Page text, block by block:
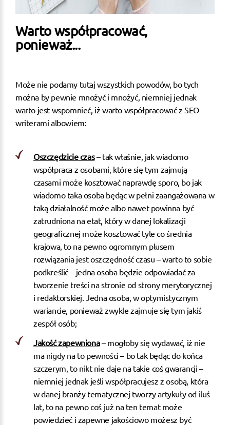
Warto współpracować,
ponieważ...
Może nie podamy tutaj wszystkich powodów, bo tych
można by pewnie mnożyć i mnożyć, niemniej jednak
warto jest wspomnieć, iż warto współpracować z SEO
writerami albowiem:
Oszczędzicie czas– tak właśnie, jak wiadomo
współpraca z osobami, które się tym zajmują
czasami może kosztować naprawdę sporo, bo jak
wiadomo taka osoba będąc w pełni zaangażowana w
taką działalność może albo nawet powinna być
zatrudniona na etat, który w danej lokalizacji
geograficznej może kosztować tyle co średnia
krajowa, to na pewno ogromnym plusem
rozwiązania jest oszczędność czasu – warto to sobie
podkreślić – jedna osoba będzie odpowiadać za
tworzenie treści na stronie od strony merytorycznej
i redaktorskiej. Jedna osoba, w optymistycznym
wariancie, ponieważ zwykle zajmuje się tym jakiś
zespół osób;
Jakość zapewniona– mogłoby się wydawać, iż nie
ma nigdy na to pewności – bo tak będąc do końca
szczerym, to nikt nie daje na takie coś gwarancji –
niemniej jednak jeśli współpracujesz z osobą, która
w danej branży tematycznej tworzy artykuły od iluś
lat, to na pewno coś już na ten temat może
powiedzieć i zapewne jakościowo możesz być